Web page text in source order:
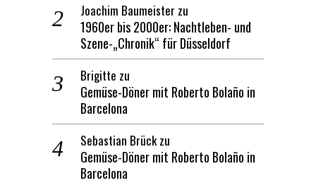
Joachim Baumeister zu
1960er bis 2000er: Nachtleben- und
Szene-„Chronik“ für Düsseldorf
Brigitte zu
Gemüse-Döner mit Roberto Bolaño in
Barcelona
Sebastian Brückzu
Gemüse-Döner mit Roberto Bolaño in
Barcelona